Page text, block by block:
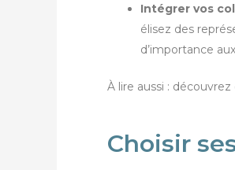
Intégrer vos
élisez des
d’importance
À lire aussi :
Choisir